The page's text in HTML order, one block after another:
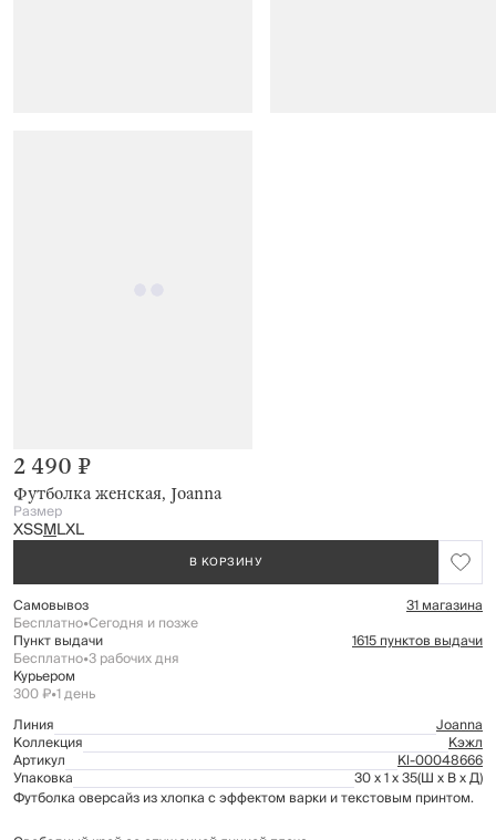
Футболка женская, Joanna
2 490 ₽
Размер
XSSMLXL
В КОРЗИНУ
Самовывоз 31 магазина
Бесплатно•Сегодня и позже
Пункт выдачи 1615 пунктов выдачи
Бесплатно•3 рабочих дня
Курьером
300 ₽•1 день
Линия
Joanna
Коллекция Кэжл
Артикул Kl-00048666
Упаковка 30 x 1 x 35(Ш x В x Д)
Футболка оверсайз из хлопка с эффектом варки и текстовым принтом.